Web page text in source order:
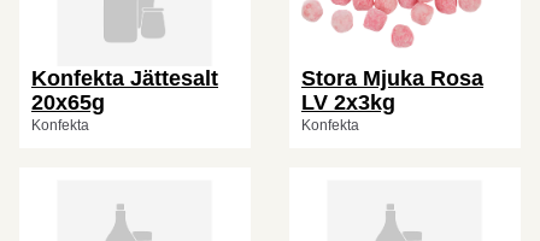
Konfekta Jättesalt
20x65g
Konfekta
Stora Mjuka Rosa
LV 2x3kg
Konfekta